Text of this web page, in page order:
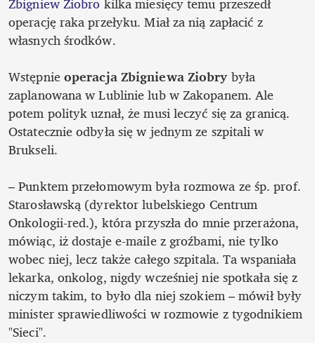
operację raka przełyku. Miał za nią zapłacić z
własnych środków.
Wstępnie operacja Zbigniewa Ziobry była
zaplanowana w Lublinie lub w Zakopanem. Ale
potem polityk uznał, że musi leczyć się za granicą.
Ostatecznie odbyła się w jednym ze szpitali w
Brukseli.
– Punktem przełomowym była rozmowa ze śp. prof.
Starosławską (dyrektor lubelskiego Centrum
Onkologii-red.), która przyszła do mnie przerażona,
mówiąc, iż dostaje e-maile z groźbami, nie tylko
wobec niej, lecz także całego szpitala. Ta wspaniała
lekarka, onkolog, nigdy wcześniej nie spotkała się z
niczym takim, to było dla niej szokiem – mówił były
minister sprawiedliwości w rozmowie z tygodnikiem
"Sieci".